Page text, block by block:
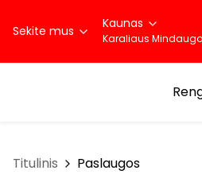
Sekite mus Kaunas
Karaliaus
Titulinis Paslaugos